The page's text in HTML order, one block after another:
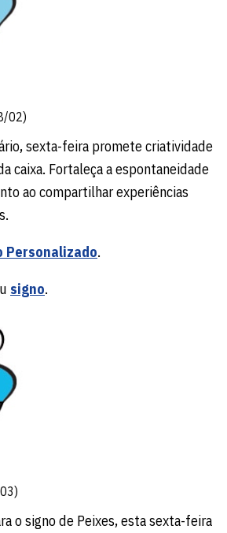
02)
sexta-feira promete criatividade
caixa. Fortaleça a espontaneidade
ao compartilhar experiências
Personalizado.
signo.
o signo de Peixes, esta sexta-feira